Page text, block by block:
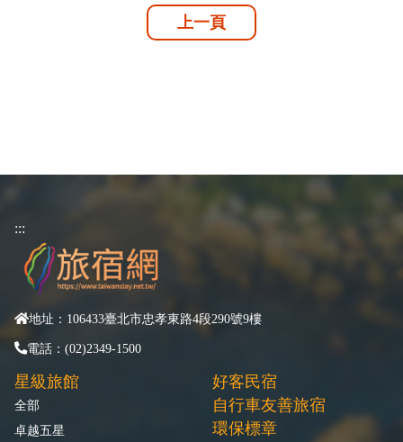
上一頁
:::
地址：106433臺北市忠孝東路4段290號9樓
電話：(02)2349-1500
星級旅館
全部
卓越五星
好客民宿
自行車友善旅宿
環保標章